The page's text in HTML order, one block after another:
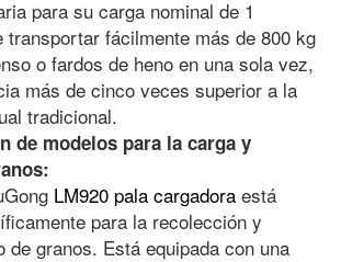
para su carga nominal de 1
transportar fácilmente más de 800 kg
o fardos de heno en una sola vez,
más de cinco veces superior a la
tradicional.
de modelos para la carga y
LM920 pala cargadora está
para la recolección y
de granos. Está equipada con una